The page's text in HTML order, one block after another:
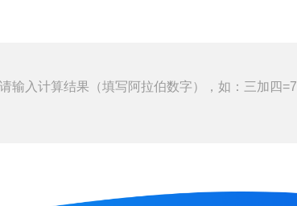
请输入计算结果（填写阿拉伯数字），如：三加四=7